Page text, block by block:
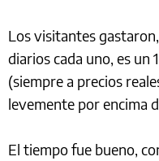
Los visitantes
diarios cada uno, es un
(siempre a precios
levemente por encima
El tiempo fue bueno,